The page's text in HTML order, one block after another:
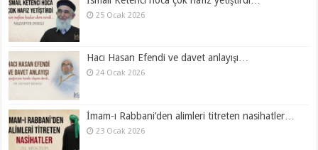
25 Ocak 2026
Hacı Hasan Efendi ve davet anlayışı…
24 Ocak 2026
İmam-ı Rabbani’den alimleri titreten nasihatler…
23 Ocak 2026